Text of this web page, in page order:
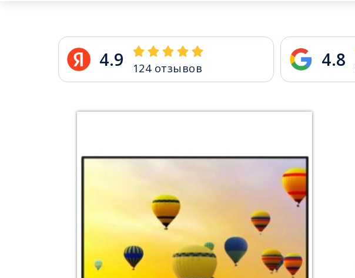
4.9 124отзывов 4.8